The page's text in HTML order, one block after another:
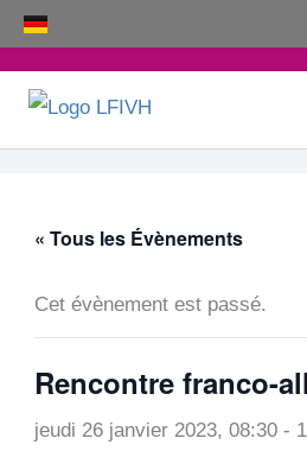
Aller
au
contenu
« Tous les Évènements
Cet évènement est passé.
Rencontre franco-
jeudi 26 janvier 2023, 08:30 -